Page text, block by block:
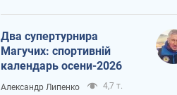
Два супертурнира
Магучих: спортивній
календарь осени-2026
Александр Липенко 4,7 т.